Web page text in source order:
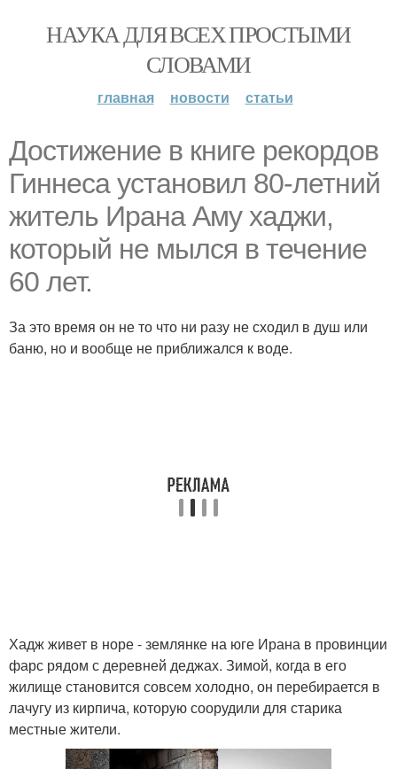
НАУКА ДЛЯ ВСЕХ ПРОСТЫМИ
СЛОВАМИ
главная новости статьи
Достижение в книге рекордов
Гиннеса установил 80-летний
житель Ирана Аму хаджи,
который не мылся в течение
60 лет.
За это время он не то что ни разу не сходил в душ или
баню, но и вообще не приближался к воде.
Хадж живет в норе - землянке на юге Ирана в провинции
фарс рядом с деревней деджах. Зимой, когда в его
жилище становится совсем холодно, он перебирается в
лачугу из кирпича, которую соорудили для старика
местные жители.